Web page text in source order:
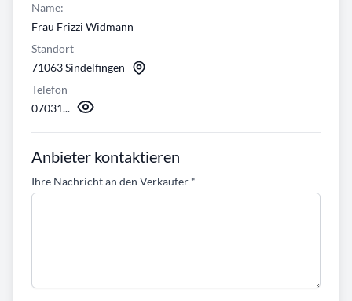
Name:
Frau Frizzi Widmann
Standort
71063 Sindelfingen
Telefon
07031...
Anbieter kontaktieren
Ihre Nachricht an den Verkäufer *